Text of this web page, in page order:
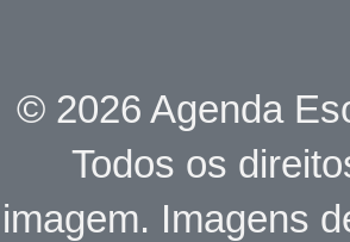
© 2026 Agenda
Todos os
imagem. Imagens